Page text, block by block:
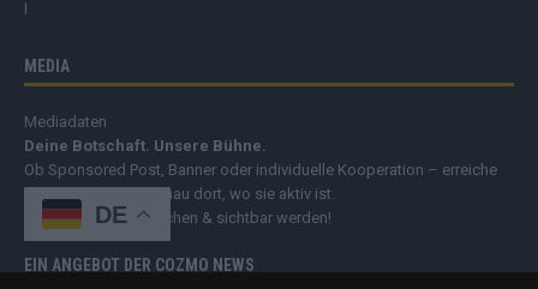
MEDIA
Mediadaten
Deine Botschaft. Unsere Bühne.
Ob Sponsored Post, Banner oder individuelle Kooperation – erreiche
Deine Zielgruppe genau dort, wo sie aktiv ist.
Jetzt Werbung buchen & sichtbar werden!
EIN ANGEBOT DER COZMO NEWS
DE